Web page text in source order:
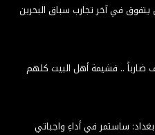
يتفوق في آخر تجارب سباق البحرين
ضارباً .. فشيمة أهل البيت كلهم
ساستمر في أداءِ واجباتي